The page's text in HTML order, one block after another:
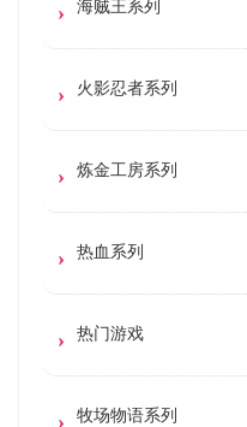
海贼王系列
火影忍者系列
炼金工房系列
热血系列
热门游戏
牧场物语系列